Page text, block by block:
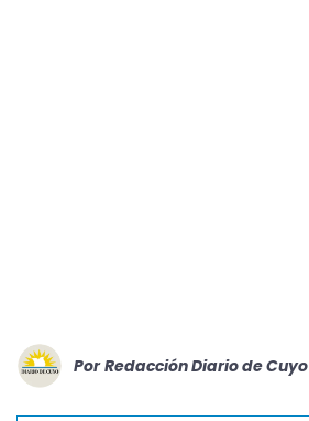
Por Redacción Diario de Cuyo